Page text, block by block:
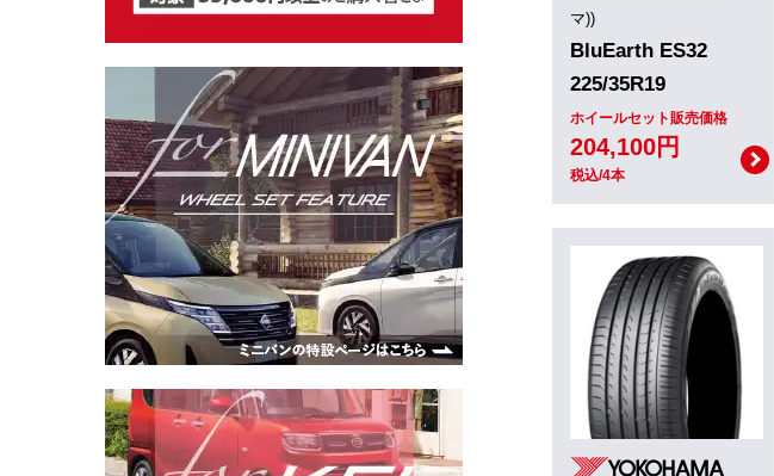
マ))
BluEarth ES32
225/35R19
ホイールセット販売価格
204,100円
税込/4本